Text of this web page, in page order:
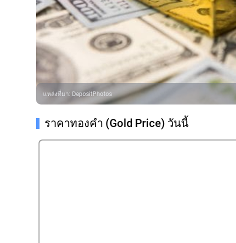
แหล่งที่มา: DepositPhotos
ราคาทองคํา (Gold Price) วันนี้